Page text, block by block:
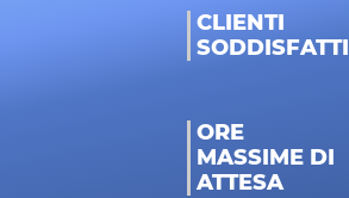
CLIENTI
SODDISFATTI
ORE
MASSIME DI
ATTESA